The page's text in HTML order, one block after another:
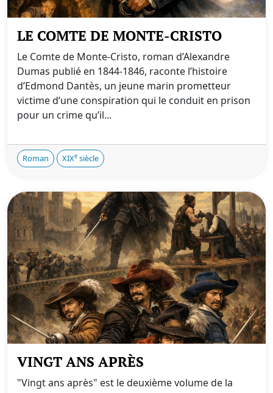
LE COMTE DE MONTE-CRISTO
Le Comte de Monte-Cristo, roman d’Alexandre
Dumas publié en 1844-1846, raconte l’histoire
d’Edmond Dantès, un jeune marin prometteur
victime d’une conspiration qui le conduit en prison
pour un crime qu’il...
Roman XIXe siècle
VINGT ANS APRÈS
"Vingt ans après" est le deuxième volume de la